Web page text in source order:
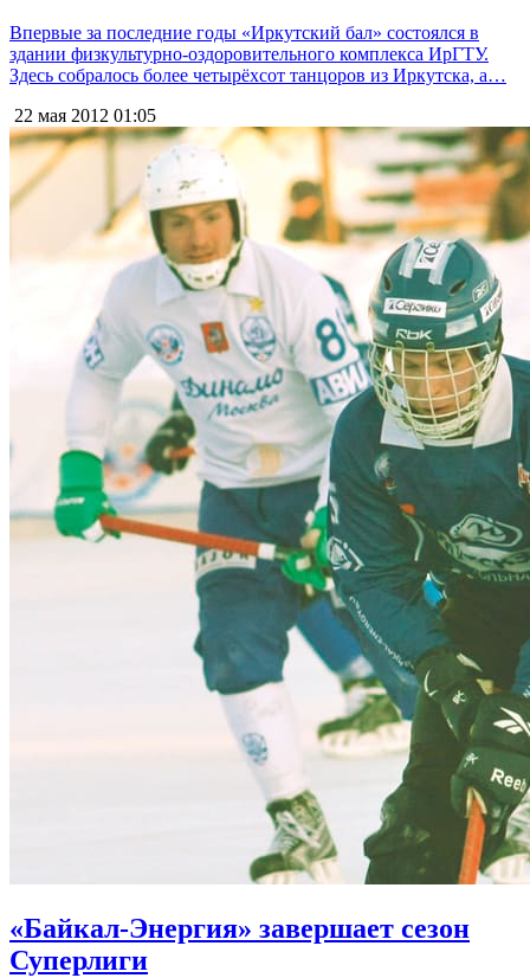
Впервые за последние годы «Иркутский бал» состоялся в
здании физкультурно-оздоровительного комплекса ИрГТУ.
Здесь собралось более четырёхсот танцоров из Иркутска, а…
22 мая 2012 01:05
«Байкал-Энергия» завершает сезон
Суперлиги